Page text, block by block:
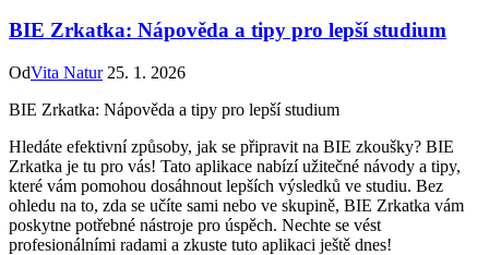
BIE Zrkatka: Nápověda a tipy pro lepší studium
OdVita Natur 25. 1. 2026
BIE Zrkatka: Nápověda a tipy pro lepší studium
Hledáte efektivní způsoby, jak se připravit na BIE zkoušky? BIE
Zrkatka je tu pro vás! Tato aplikace nabízí užitečné návody a tipy,
které vám pomohou dosáhnout lepších výsledků ve studiu. Bez
ohledu na to, zda se učíte sami nebo ve skupině, BIE Zrkatka vám
poskytne potřebné nástroje pro úspěch. Nechte se vést
profesionálními radami a zkuste tuto aplikaci ještě dnes!